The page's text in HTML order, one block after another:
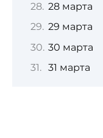
28 марта
29 марта
30 марта
31 марта